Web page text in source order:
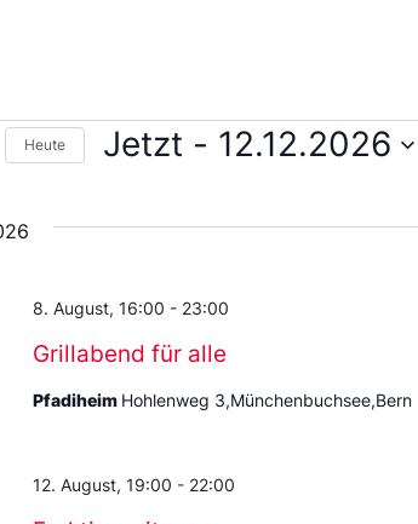
Heute Jetzt - 12.12.2026
das
Grillabend für alle
8. August, 16:00 - 23:00
Pfadiheim Hohlenweg 3,Münchenbuchsee,Bern
12. August, 19:00 - 22:00